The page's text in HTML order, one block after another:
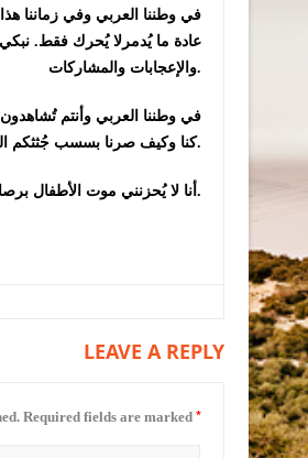
في وطننا العربي وفي زماننا
عادة ما يُدمرلا يُحرك فقط.
والإعجابات والمشاركات.
في وطننا العربي وأنتم
كنا وكيف صرنا بسسب جُثثكم الهامدة على سرير المسؤلية.
أنا لا يُحزنني موت الأطفال برصاصة بقدر ما يُؤلمني حال العروبة الناقصة للرجال الذين يملكون الحرارة على أطفال اُمتهم.
LEAVE A REPLY
Required fields are marked *